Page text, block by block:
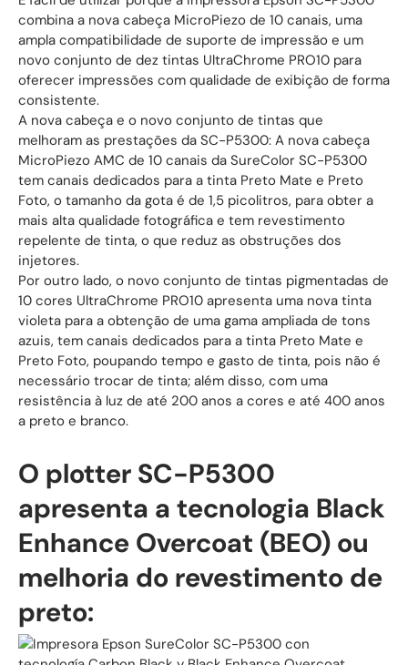
combina a nova cabeça MicroPiezo de 10 canais, uma
ampla compatibilidade de suporte de impressão e um
novo conjunto de dez tintas UltraChrome PRO10 para
oferecer impressões com qualidade de exibição de forma
consistente.
A nova cabeça e o novo conjunto de tintas que
melhoram as prestações da SC-P5300: A nova cabeça
MicroPiezo AMC de 10 canais da SureColor SC-P5300
tem canais dedicados para a tinta Preto Mate e Preto
Foto, o tamanho da gota é de 1,5 picolitros, para obter a
mais alta qualidade fotográfica e tem revestimento
repelente de tinta, o que reduz as obstruções dos
injetores.
Por outro lado, o novo conjunto de tintas pigmentadas de
10 cores UltraChrome PRO10 apresenta uma nova tinta
violeta para a obtenção de uma gama ampliada de tons
azuis, tem canais dedicados para a tinta Preto Mate e
Preto Foto, poupando tempo e gasto de tinta, pois não é
necessário trocar de tinta; além disso, com uma
resistência à luz de até 200 anos a cores e até 400 anos
a preto e branco.
O plotter SC-P5300
apresenta a tecnologia Black
Enhance Overcoat (BEO) ou
melhoria do revestimento de
preto: